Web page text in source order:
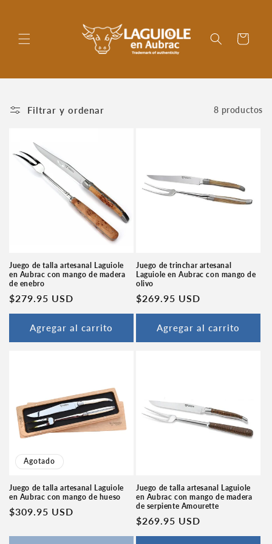
Carrito
Filtrar y ordenar 8 productos
Juego de talla artesanal Laguiole
en Aubrac con mango de madera
de enebro
Precio
habitual
$279.95 USD
Agregar al carrito
Juego de trinchar artesanal
Laguiole en Aubrac con mango de
olivo
Precio
habitual
$269.95 USD
Agregar al carrito
Agotado
Juego de talla artesanal Laguiole
en Aubrac con mango de hueso
Precio
$309.95 USD
Juego de talla artesanal Laguiole
en Aubrac con mango de madera
de serpiente Amourette
Precio
habitual
$269.95 USD